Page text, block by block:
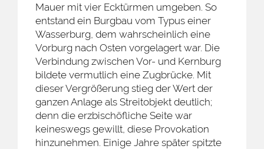
Mauer mit vier Ecktürmen umgeben. So
entstand ein Burgbau vom Typus einer
Wasserburg, dem wahrscheinlich eine
Vorburg nach Osten vorgelagert war. Die
Verbindung zwischen Vor- und Kernburg
bildete vermutlich eine Zugbrücke. Mit
dieser Vergrößerung stieg der Wert der
ganzen Anlage als Streitobjekt deutlich;
denn die erzbischöfliche Seite war
keineswegs gewillt, diese Provokation
hinzunehmen. Einige Jahre später spitzte